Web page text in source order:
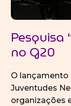
Pesquisa
no G20
O lançamento
Juventudes
organizações